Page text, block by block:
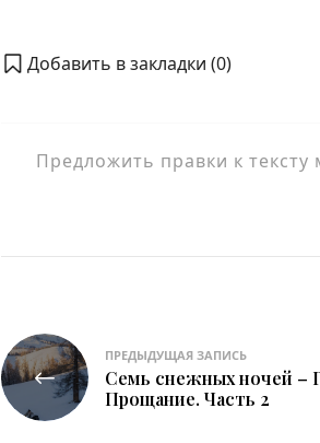
Добавить в закладки (0)
Предложить правки к
Навигация
по
записям
ПРЕДЫДУЩАЯ ЗАПИСЬ
Семь снежных ночей –
Прощание. Часть 2